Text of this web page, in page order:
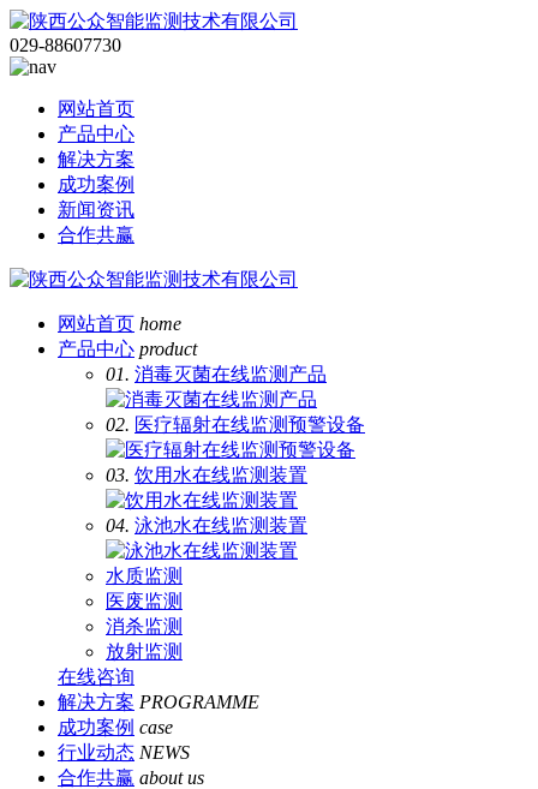
029-88607730
网站首页
产品中心
解决方案
成功案例
新闻资讯
合作共赢
网站首页 home
产品中心 product
01. 消毒灭菌在线监测产品
02. 医疗辐射在线监测预警设备
03. 饮用水在线监测装置
04. 泳池水在线监测装置
水质监测
医废监测
消杀监测
放射监测
在线咨询
解决方案 PROGRAMME
成功案例 case
行业动态 NEWS
合作共赢 about us